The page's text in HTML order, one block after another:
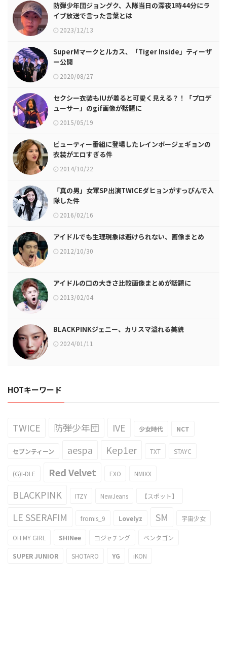
防弾少年団ジョングク、入隊当日の深夜1時44分にラ
イブ放送で言った言葉とは
2023/12/13
SuperMマークとルカス、「Tiger Inside」ティーザ
ー公開
2020/08/27
セクシー衣装もIUが着ると可愛く見える？！「プロデ
ューサー」のgif画像が話題に
2015/05/19
ビューティー番組に登場したレインボージェギョンの
衣装がエロすぎる件
2014/10/22
「真の男」女軍SP出演TWICEダヒョンがすっぴんで入
隊した件
2016/02/16
アイドルでも生理現象は避けられない、画像まとめ
2012/10/30
アイドルの口の大きさ比較画像まとめが話題に
2013/02/04
BLACKPINKジェニー、カリスマ溢れる美貌
2024/01/11
HOTキーワード
TWICE 防弾少年団 IVE 少女時代 NCT
セブンティーン aespa Kep1er TXT STAYC
(G)I-DLE Red Velvet EXO NMIXX
BLACKPINK ITZY NewJeans 【スポット】
LE SSERAFIM fromis_9 Lovelyz SM 宇宙少女
OH MY GIRL SHINee ヨジャチング ペンタゴン
SUPER JUNIOR SHOTARO YG iKON